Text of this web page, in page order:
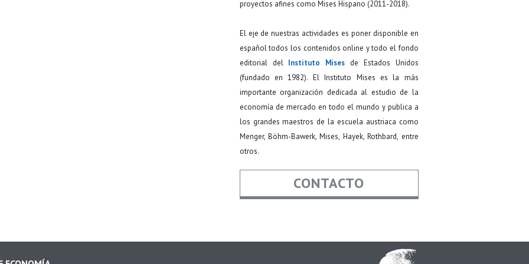
proyectos afines como Mises Hispano (2011-2018).
El eje de nuestras actividades es poner disponible en
español todos los contenidos online y todo el fondo
editorial del Instituto Mises de Estados Unidos
(fundado en 1982). El Instituto Mises es la más
importante organización dedicada al estudio de la
economía de mercado en todo el mundo y publica a
los grandes maestros de la escuela austriaca como
Menger, Böhm-Bawerk, Mises, Hayek, Rothbard, entre
otros.
CONTACTO